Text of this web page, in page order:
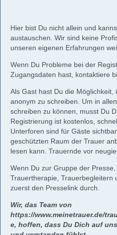
Hier bist Du nicht allein und
austauschen. Wir sind keine
unseren eigenen Erfahrungen
Wenn Du Probleme bei der
Zugangsdaten hast, kontaktiere
Als Gast hast Du die Möglichkeit,
anonym zu schreiben. Um in
schreiben zu können, musst Du
Registrierung ist kostenlos,
Unterforen sind für Gäste
geschützten Raum der Trauer
lesen kann. Trauernde vor
Wenn Du zur Gruppe der
Trauertherapie, Trauerbegleitern
zuerst den Presselink durch.
Wir, das Team von
https://www.meinetrauer.de/
e, hoffen, dass Du Dich auf